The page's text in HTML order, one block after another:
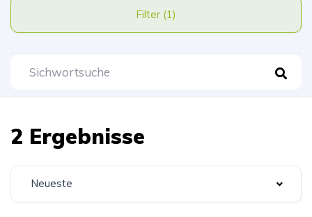
Filter (1)
2 Ergebnisse
Neueste